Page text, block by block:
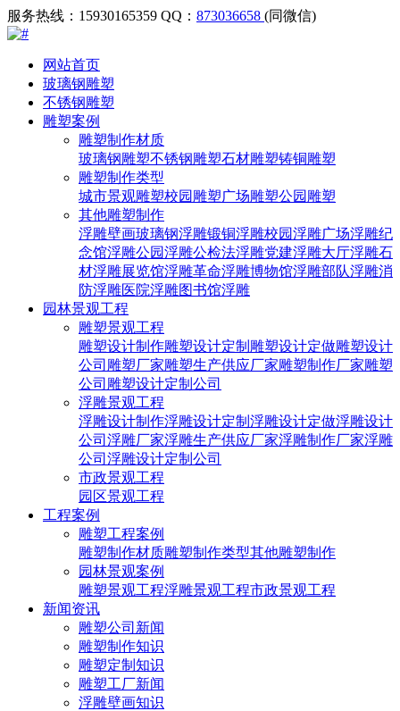
服务热线：15930165359 QQ： 873036658 (同微信)
网站首页
玻璃钢雕塑
不锈钢雕塑
雕塑案例
雕塑制作材质
玻璃钢雕塑不锈钢雕塑石材雕塑铸铜雕塑
雕塑制作类型
城市景观雕塑校园雕塑广场雕塑公园雕塑
其他雕塑制作
浮雕壁画玻璃钢浮雕锻铜浮雕校园浮雕广场浮雕纪
念馆浮雕公园浮雕公检法浮雕党建浮雕大厅浮雕石
材浮雕展览馆浮雕革命浮雕博物馆浮雕部队浮雕消
防浮雕医院浮雕图书馆浮雕
园林景观工程
雕塑景观工程
雕塑设计制作雕塑设计定制 雕塑设计定做雕塑设计
公司 雕塑厂家雕塑生产供应厂家雕塑制作厂家雕塑
公司 雕塑设计定制公司
浮雕景观工程
浮雕设计制作浮雕设计定制 浮雕设计定做浮雕设计
公司 浮雕厂家浮雕生产供应厂家浮雕制作厂家浮雕
公司 浮雕设计定制公司
市政景观工程
园区景观工程
工程案例
雕塑工程案例
雕塑制作材质雕塑制作类型其他雕塑制作
园林景观案例
雕塑景观工程浮雕景观工程市政景观工程
新闻资讯
雕塑公司新闻
雕塑制作知识
雕塑定制知识
雕塑工厂新闻
浮雕壁画知识